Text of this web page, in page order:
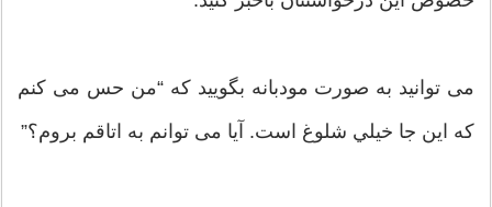
می توانید به صورت مودبانه بگویید که “من حس می کنم
که این جا خيلي شلوغ است. آیا می توانم به اتاقم بروم؟”